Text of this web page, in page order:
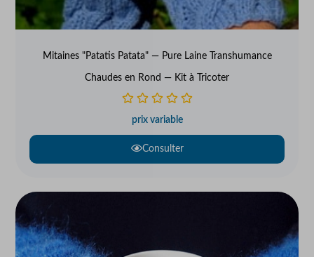
Mitaines "Patatis Patata" — Pure Laine Transhumance
Chaudes en Rond — Kit à Tricoter
prix variable
Consulter